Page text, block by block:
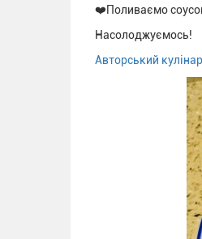
❤️Поливаємо
Насолоджуємось!
Авторський